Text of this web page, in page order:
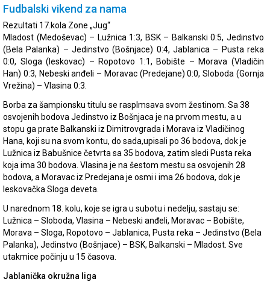
Fudbalski vikend za nama
Rezultati 17.kola Zone „Jug“
Mladost (Medoševac) – Lužnica 1:3, BSK – Balkanski 0:5, Jedinstvo
(Bela Palanka) – Jedinstvo (Bošnjace) 0:4, Jablanica – Pusta reka
0:0, Sloga (leskovac) – Ropotovo 1:1, Bobište – Morava (Vladičin
Han) 0:3, Nebeski anđeli – Moravac (Predejane) 0:0, Sloboda (Gornja
Vrežina) – Vlasina 0:3.
Borba za šampionsku titulu se rasplmsava svom žestinom. Sa 38
osvojenih bodova Jedinstvo iz Bošnjaca je na prvom mestu, a u
stopu ga prate Balkanski iz Dimitrovgrada i Morava iz Vladičinog
Hana, koji su na svom kontu, do sada,upisali po 36 bodova, dok je
Lužnica iz Babušnice četvrta sa 35 bodova, zatim sledi Pusta reka
koja ima 30 bodova. Vlasina je na šestom mestu sa osvojenih 28
bodova, a Moravac iz Predejana je osmi i ima 26 bodova, dok je
leskovačka Sloga deveta.
U narednom 18. kolu, koje se igra u subotu i nedelju, sastaju se:
Lužnica – Sloboda, Vlasina – Nebeski anđeli, Moravac – Bobište,
Morava – Sloga, Ropotovo – Jablanica, Pusta reka – Jedinstvo (Bela
Palanka), Jedinstvo (Bošnjace) – BSK, Balkanski – Mladost. Sve
utakmice počinju u 15 časova.
Jablanička okružna liga